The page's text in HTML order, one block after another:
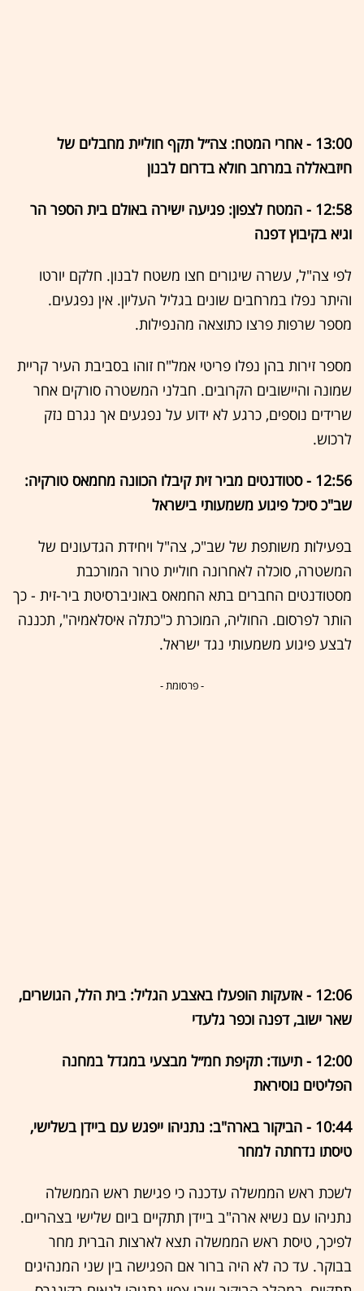
13:00 - אחרי המטח: צה״ל תקף חוליית מחבלים של
חיזבאללה במרחב חולא בדרום לבנון
12:58 - המטח לצפון: פגיעה ישירה באולם בית הספר הר
וגיא בקיבוץ דפנה
לפי צה"ל, עשרה שיגורים חצו משטח לבנון. חלקם יורטו
והיתר נפלו במרחבים שונים בגליל העליון. אין נפגעים.
מספר שרפות פרצו כתוצאה מהנפילות.
מספר זירות בהן נפלו פריטי אמל"ח זוהו בסביבת העיר קריית
שמונה והיישובים הקרובים. חבלני המשטרה סורקים אחר
שרידים נוספים, כרגע לא ידוע על נפגעים אך נגרם נזק
לרכוש.
12:56 - סטודנטים מביר זית קיבלו הכוונה מחמאס טורקיה:
שב"כ סיכל פיגוע משמעותי בישראל
בפעילות משותפת של שב"כ, צה"ל ויחידת הגדעונים של
המשטרה, סוכלה לאחרונה חוליית טרור המורכבת
מסטודנטים החברים בתא החמאס באוניברסיטת ביר-זית - כך
הותר לפרסום. החוליה, המוכרת כ"כתלה איסלאמיה", תכננה
לבצע פיגוע משמעותי נגד ישראל.
- פרסומת -
12:06 - אזעקות הופעלו באצבע הגליל: בית הלל, הגושרים,
שאר ישוב, דפנה וכפר גלעדי
12:00 - תיעוד: תקיפת חמ״ל מבצעי במגדל במחנה
הפליטים נוסיראת
10:44 - הביקור בארה"ב: נתניהו ייפגש עם ביידן בשלישי,
טיסתו נדחתה למחר
לשכת ראש הממשלה עדכנה כי פגישת ראש הממשלה
נתניהו עם נשיא ארה"ב ביידן תתקיים ביום שלישי בצהריים.
לפיכך, טיסת ראש הממשלה תצא לארצות הברית מחר
בבוקר. עד כה לא היה ברור אם הפגישה בין שני המנהיגים